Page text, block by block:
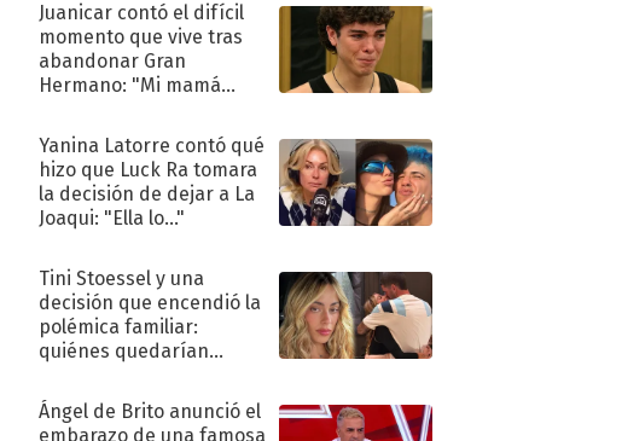
Juanicar contó el difícil
momento que vive tras
abandonar Gran
Hermano: "Mi mamá
Yanina Latorre contó qué
hizo que Luck Ra tomara
la decisión de dejar a La
Joaqui: "Ella lo..."
Tini Stoessel y una
decisión que encendió la
polémica familiar:
quiénes quedarían
Ángel de Brito anunció el
embarazo de una famosa